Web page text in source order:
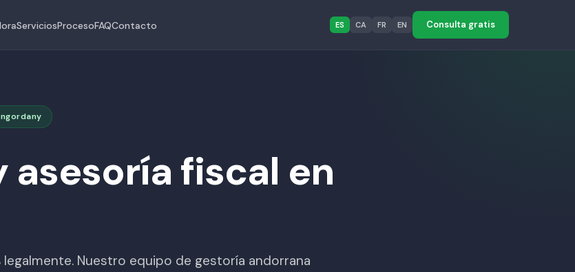
ServiciosProcesoFAQContacto ES CA FR EN Consulta gratis
asesoría fiscal en
legalmente. Nuestro equipo de gestoría andorrana